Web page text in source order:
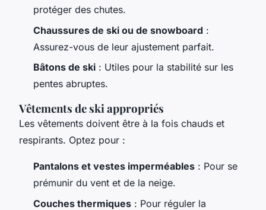
protéger des chutes.
Chaussures de ski ou de snowboard :
Assurez-vous de leur ajustement parfait.
Bâtons de ski : Utiles pour la stabilité sur les
pentes abruptes.
Vêtements de ski appropriés
Les vêtements doivent être à la fois chauds et
respirants. Optez pour :
Pantalons et vestes imperméables : Pour se
prémunir du vent et de la neige.
Couches thermiques : Pour réguler la